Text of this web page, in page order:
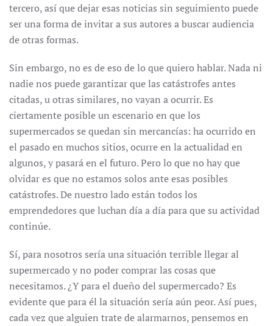
tercero, así que dejar esas noticias sin seguimiento puede
ser una forma de invitar a sus autores a buscar audiencia
de otras formas.
Sin embargo, no es de eso de lo que quiero hablar. Nada ni
nadie nos puede garantizar que las catástrofes antes
citadas, u otras similares, no vayan a ocurrir. Es
ciertamente posible un escenario en que los
supermercados se quedan sin mercancías: ha ocurrido en
el pasado en muchos sitios, ocurre en la actualidad en
algunos, y pasará en el futuro. Pero lo que no hay que
olvidar es que no estamos solos ante esas posibles
catástrofes. De nuestro lado están todos los
emprendedores que luchan día a día para que su actividad
continúe.
Sí, para nosotros sería una situación terrible llegar al
supermercado y no poder comprar las cosas que
necesitamos. ¿Y para el dueño del supermercado? Es
evidente que para él la situación sería aún peor. Así pues,
cada vez que alguien trate de alarmarnos, pensemos en